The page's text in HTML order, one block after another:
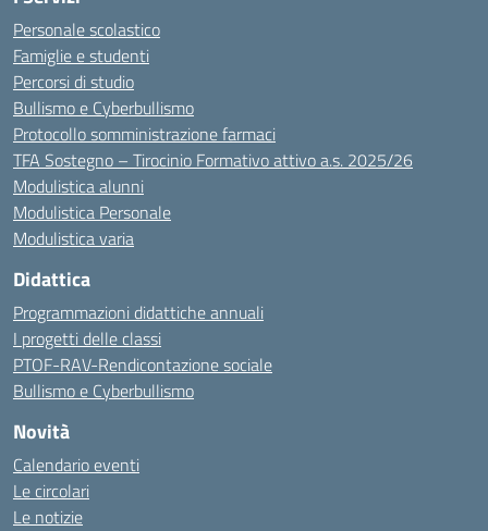
Personale scolastico
Famiglie e studenti
Percorsi di studio
Bullismo e Cyberbullismo
Protocollo somministrazione farmaci
TFA Sostegno – Tirocinio Formativo attivo a.s. 2025/26
Modulistica alunni
Modulistica Personale
Modulistica varia
Didattica
Programmazioni didattiche annuali
I progetti delle classi
PTOF-RAV-Rendicontazione sociale
Bullismo e Cyberbullismo
Novità
Calendario eventi
Le circolari
Le notizie